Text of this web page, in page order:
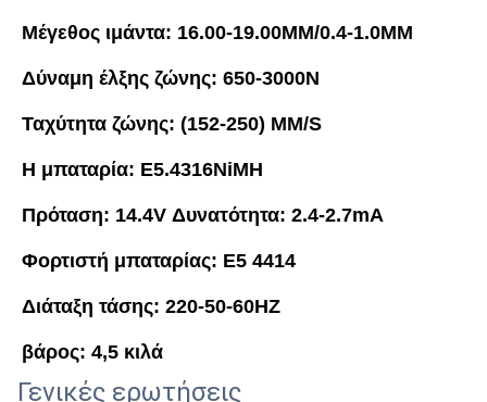
Μέγεθος ιμάντα: 16.00-19.00MM/0.4-1.0MM
Δύναμη έλξης ζώνης: 650-3000N
Ταχύτητα ζώνης: (152-250) MM/S
Η μπαταρία: E5.4316NiMH
Πρόταση: 14.4V Δυνατότητα: 2.4-2.7mA
Φορτιστή μπαταρίας: E5 4414
Διάταξη τάσης: 220-50-60HZ
βάρος: 4,5 κιλά
Γενικές ερωτήσεις